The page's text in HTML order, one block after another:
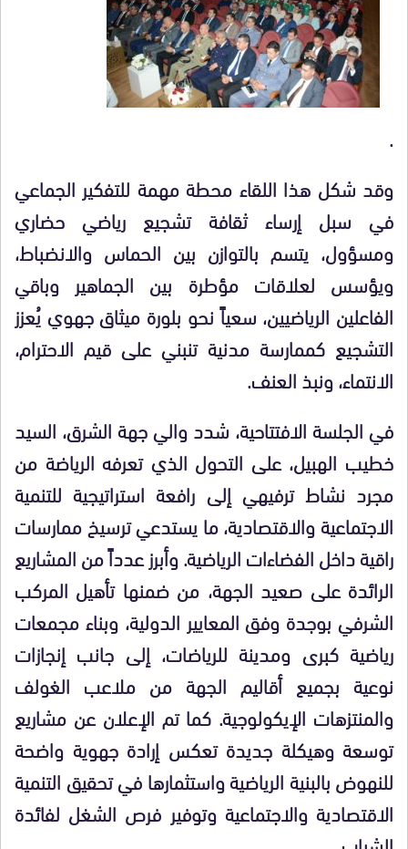
.
وقد شكل هذا اللقاء محطة مهمة للتفكير الجماعي
في سبل إرساء ثقافة تشجيع رياضي حضاري
ومسؤول، يتسم بالتوازن بين الحماس والانضباط،
ويؤسس لعلاقات مؤطرة بين الجماهير وباقي
الفاعلين الرياضيين، سعياً نحو بلورة ميثاق جهوي يُعزز
التشجيع كممارسة مدنية تنبني على قيم الاحترام،
الانتماء، ونبذ العنف.
في الجلسة الافتتاحية، شدد والي جهة الشرق، السيد
خطيب الهبيل، على التحول الذي تعرفه الرياضة من
مجرد نشاط ترفيهي إلى رافعة استراتيجية للتنمية
الاجتماعية والاقتصادية، ما يستدعي ترسيخ ممارسات
راقية داخل الفضاءات الرياضية. وأبرز عدداً من المشاريع
الرائدة على صعيد الجهة، من ضمنها تأهيل المركب
الشرفي بوجدة وفق المعايير الدولية، وبناء مجمعات
رياضية كبرى ومدينة للرياضات، إلى جانب إنجازات
نوعية بجميع أقاليم الجهة من ملاعب الغولف
والمنتزهات الإيكولوجية. كما تم الإعلان عن مشاريع
توسعة وهيكلة جديدة تعكس إرادة جهوية واضحة
للنهوض بالبنية الرياضية واستثمارها في تحقيق التنمية
الاقتصادية والاجتماعية وتوفير فرص الشغل لفائدة